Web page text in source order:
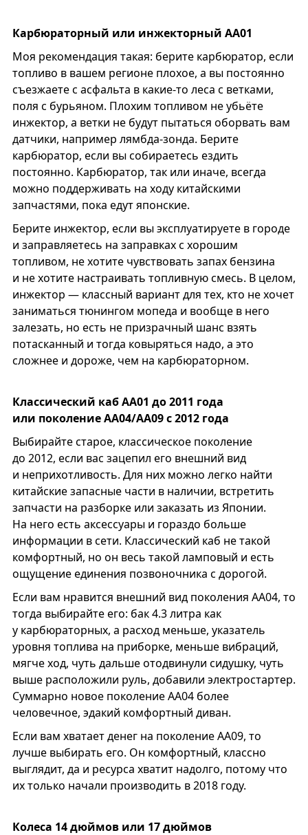
Карбюраторный или инжекторный АА01
Моя рекомендация такая: берите карбюратор, если
топливо в вашем регионе плохое, а вы постоянно
съезжаете с асфальта в какие-то леса с ветками,
поля с бурьяном. Плохим топливом не убьёте
инжектор, а ветки не будут пытаться оборвать вам
датчики, например лямбда-зонда. Берите
карбюратор, если вы собираетесь ездить
постоянно. Карбюратор, так или иначе, всегда
можно поддерживать на ходу китайскими
запчастями, пока едут японские.
Берите инжектор, если вы эксплуатируете в городе
и заправляетесь на заправках с хорошим
топливом, не хотите чувствовать запах бензина
и не хотите настраивать топливную смесь. В целом,
инжектор — классный вариант для тех, кто не хочет
заниматься тюнингом мопеда и вообще в него
залезать, но есть не призрачный шанс взять
потасканный и тогда ковыряться надо, а это
сложнее и дороже, чем на карбюраторном.
Классический каб АА01 до 2011 года
или поколение АА04/AA09 с 2012 года
Выбирайте старое, классическое поколение
до 2012, если вас зацепил его внешний вид
и неприхотливость. Для них можно легко найти
китайские запасные части в наличии, встретить
запчасти на разборке или заказать из Японии.
На него есть аксессуары и гораздо больше
информации в сети. Классический каб не такой
комфортный, но он весь такой ламповый и есть
ощущение единения позвоночника с дорогой.
Если вам нравится внешний вид поколения АА04, то
тогда выбирайте его: бак 4.3 литра как
у карбюраторных, а расход меньше, указатель
уровня топлива на приборке, меньше вибраций,
мягче ход, чуть дальше отодвинули сидушку, чуть
выше расположили руль, добавили электростартер.
Суммарно новое поколение AA04 более
человечное, эдакий комфортный диван.
Если вам хватает денег на поколение АА09, то
лучше выбирать его. Он комфортный, классно
выглядит, да и ресурса хватит надолго, потому что
их только начали производить в 2018 году.
Колеса 14 дюймов или 17 дюймов